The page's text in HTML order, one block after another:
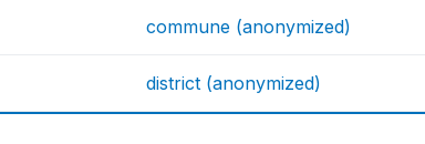
commune (anonymized)
district (anonymized)